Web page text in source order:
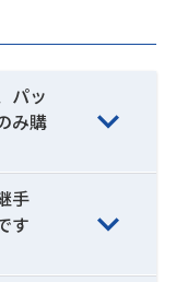
パッ
み購
手
す